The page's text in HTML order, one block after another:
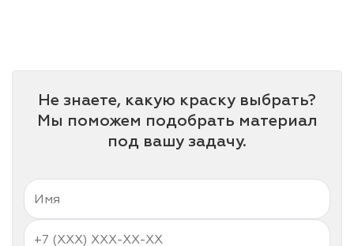
Не знаете, какую краску выбрать?
Мы поможем подобрать материал
под вашу задачу.